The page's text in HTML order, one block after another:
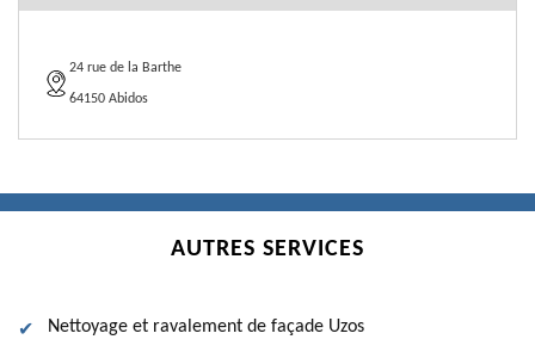
24 rue de la Barthe
64150 Abidos
AUTRES SERVICES
Nettoyage et ravalement de façade Uzos